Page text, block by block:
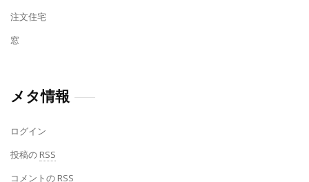
注文住宅
窓
メタ情報
ログイン
投稿の RSS
コメントの RSS